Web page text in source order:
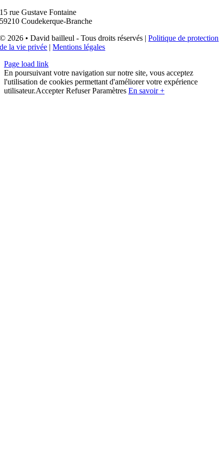
15 rue Gustave Fontaine
59210 Coudekerque-Branche
© 2026 • David bailleul - Tous droits réservés |Politique de protection
de la vie privée |Mentions légales
Page load link
En poursuivant votre navigation sur notre site, vous acceptez
l'utilisation de cookies permettant d'améliorer votre expérience
utilisateur.Accepter Refuser Paramètres En savoir +